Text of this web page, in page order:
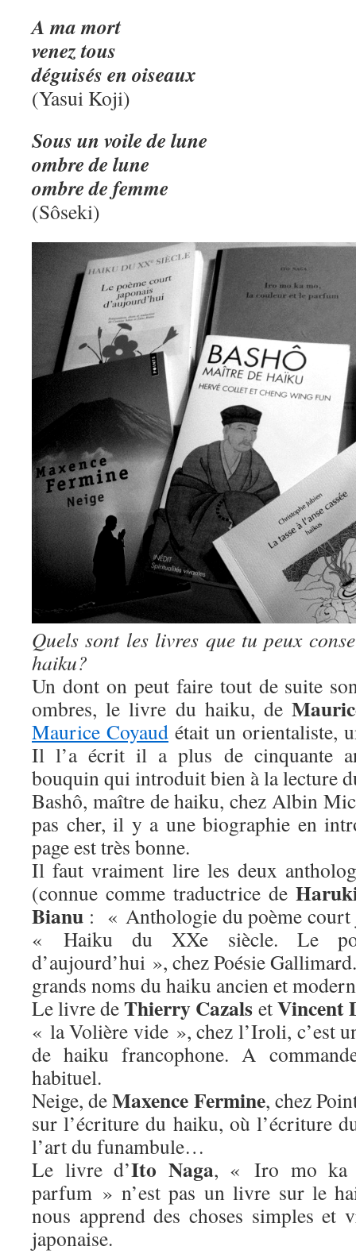
A ma mort
venez tous
déguisés en oiseaux
(Yasui Koji)
Sous un voile de lune
ombre de lune
ombre de femme
(Sôseki)
Quels sont les livres que tu peux
haiku?
Un dont on peut faire tout de suite
ombres, le livre du haiku, de
Maurice Coyaud était un orientaliste,
Il l’a écrit il a plus de cinquante
bouquin qui introduit bien à la lecture
Bashô, maître de haiku, chez Albin
pas cher, il y a une biographie en
page est très bonne.
Il faut vraiment lire les deux
(connue comme traductrice de
Bianu : « Anthologie du poème court
« Haiku du XXe siècle. Le
d’aujourd’hui », chez Poésie
grands noms du haiku ancien et
Le livre deThierry Cazals etVincent
« la Volière vide », chez l’Iroli, c’est
de haiku francophone. A
habituel.
Neige, deMaxence Fermine, chez
sur l’écriture du haiku, où l’écriture
l’art du funambule…
Le livre d’Ito Naga, « Iro mo ka
parfum » n’est pas un livre sur le
nous apprend des choses simples et
japonaise.